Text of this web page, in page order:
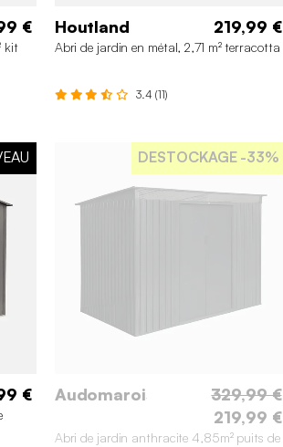
€
kit
Houtland 219,99 €
Abri de jardin en métal, 2,71 m² terracotta
3.4 (11)
€
DESTOCKAGE-33%
Audomarois
329,99 €
219,99 €
Abri de jardin anthracite 4,85m² puits de